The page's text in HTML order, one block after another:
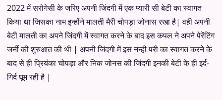
2022 में सरोगेसी के जरिए अपनी जिंदगी में एक प्यारी सी बेटी का स्वागत
किया था जिसका नाम इन्होंने मालती मैरी चोपड़ा जोनास रखा है| वही अपनी
बेटी मालती का अपने जिंदगी में स्वागत करने के बाद इस कपल ने अपने पेरेंटिंग
जर्नी की शुरुआत की थी | अपनी जिंदगी में इस नन्ही परी का स्वागत करने के
बाद से ही प्रियंका चोपड़ा और निक जोनस की जिंदगी इनकी बेटी के ही इर्द-
गिर्द घूम रही है |